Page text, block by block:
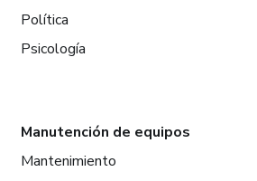
Política
Psicología
Manutención de equipos
Mantenimiento